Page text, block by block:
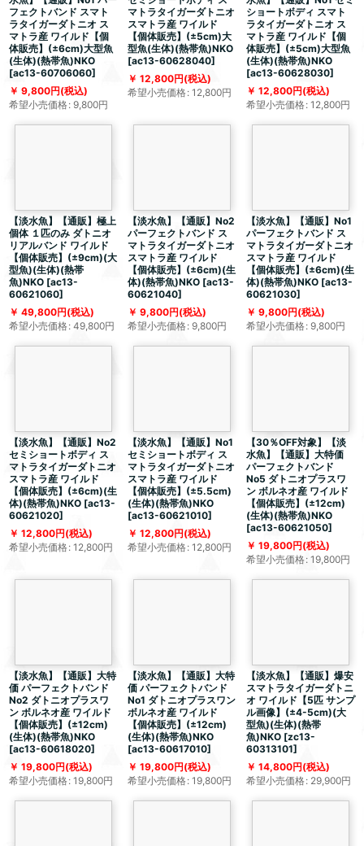
フェクトバンド スマト
ラタイガーダトニオ ス
マトラ産 ワイルド【個
体販売】(±6cm)大型魚
(生体)(熱帯魚)NKO
[ac13-60706060]
9,800円(税込)
希望小売価格: 9,800円
マトラタイガーダトニオ
スマトラ産 ワイルド
【個体販売】(±5cm)大
型魚(生体)(熱帯魚)NKO
[ac13-60628040]
12,800円(税込)
希望小売価格: 12,800円
ショートボディ スマト
ラタイガーダトニオ ス
マトラ産 ワイルド【個
体販売】(±5cm)大型魚
(生体)(熱帯魚)NKO
[ac13-60628030]
12,800円(税込)
希望小売価格: 12,800円
【淡水魚】【通販】極上
個体 １匹のみ ダトニオ
リアルバンド ワイルド
【個体販売】(±9cm)(大
型魚)(生体)(熱帯
魚)NKO [ac13-
60621060]
49,800円(税込)
希望小売価格: 49,800円
【淡水魚】【通販】No2
パーフェクトバンド ス
マトラタイガーダトニオ
スマトラ産 ワイルド
【個体販売】(±6cm)(生
体)(熱帯魚)NKO [ac13-
60621040]
9,800円(税込)
希望小売価格: 9,800円
【淡水魚】【通販】No1
パーフェクトバンド ス
マトラタイガーダトニオ
スマトラ産 ワイルド
【個体販売】(±6cm)(生
体)(熱帯魚)NKO [ac13-
60621030]
9,800円(税込)
希望小売価格: 9,800円
【淡水魚】【通販】No2
セミショートボディ ス
マトラタイガーダトニオ
スマトラ産 ワイルド
【個体販売】(±6cm)(生
体)(熱帯魚)NKO [ac13-
60621020]
12,800円(税込)
希望小売価格: 12,800円
【淡水魚】【通販】No1
セミショートボディ ス
マトラタイガーダトニオ
スマトラ産 ワイルド
【個体販売】(±5.5cm)
(生体)(熱帯魚)NKO
[ac13-60621010]
12,800円(税込)
希望小売価格: 12,800円
【30％OFF対象】【淡
水魚】【通販】大特価
パーフェクトバンド
No5 ダトニオプラスワ
ン ボルネオ産 ワイルド
【個体販売】(±12cm)
(生体)(熱帯魚)NKO
[ac13-60621050]
19,800円(税込)
希望小売価格: 19,800円
【淡水魚】【通販】大特
価 パーフェクトバンド
No2 ダトニオプラスワ
ン ボルネオ産 ワイルド
【個体販売】(±12cm)
(生体)(熱帯魚)NKO
[ac13-60618020]
19,800円(税込)
希望小売価格: 19,800円
【淡水魚】【通販】大特
価 パーフェクトバンド
No1 ダトニオプラスワン
ボルネオ産 ワイルド
【個体販売】(±12cm)
(生体)(熱帯魚)NKO
[ac13-60617010]
19,800円(税込)
希望小売価格: 19,800円
【淡水魚】【通販】爆安
スマトラタイガーダトニ
オ ワイルド【5匹 サンプ
ル画像】(±4-5cm)(大
型魚)(生体)(熱帯
魚)NKO [zc13-
60313101]
14,800円(税込)
希望小売価格: 29,900円